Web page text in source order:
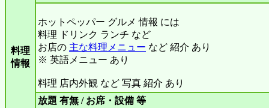
料理
情報
ホットペッパー グルメ 情報 には
料理 ドリンク ランチ など
お店の 主な料理メニュー など 紹介 あり
※ 英語メニュー あり
料理 店内外観 など 写真 紹介 あり
放題 有無 / お席・設備 等